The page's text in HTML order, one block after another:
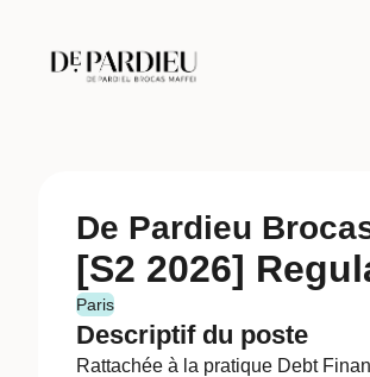
De Pardieu
[S2 2026]
Paris
Descriptif du poste
Rattachée à la pratique Debt